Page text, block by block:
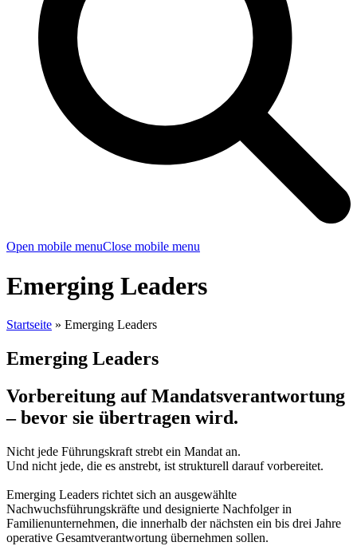
Open mobile menuClose mobile menu
Emerging Leaders
Startseite » Emerging Leaders
Emerging Leaders
Vorbereitung auf Mandatsverantwortung
– bevor sie übertragen wird.
Nicht jede Führungskraft strebt ein Mandat an.
Und nicht jede, die es anstrebt, ist strukturell darauf vorbereitet.
Emerging Leaders richtet sich an ausgewählte
Nachwuchsführungskräfte und designierte Nachfolger in
Familienunternehmen, die innerhalb der nächsten ein bis drei Jahre
operative Gesamtverantwortung übernehmen sollen.